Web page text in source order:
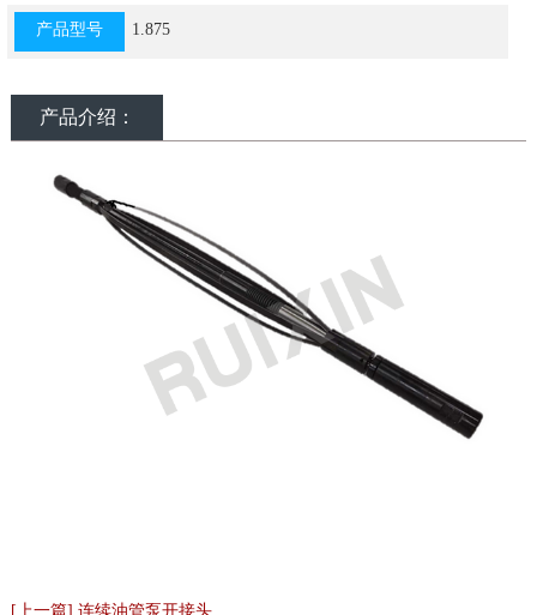
产品型号 1.875
产品介绍：
[上一篇] 连续油管泵开接头